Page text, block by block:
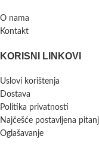
O nama
Kontakt
KORISNI LINKOVI
Uslovi korištenja
Dostava
Politika privatnosti
Najčešće postavljena
Oglašavanje